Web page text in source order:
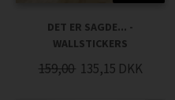
DET ER SAGDE... -
WALLSTICKERS
159,00 135,15 DKK